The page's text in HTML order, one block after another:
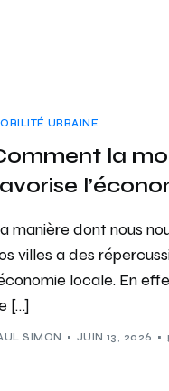
URBAINE
la
manière dont nous
villes a des
locale. En
[…]
SIMON JUIN 13, 2026